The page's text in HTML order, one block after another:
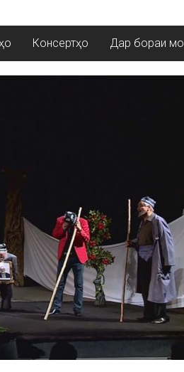
Консертҳо Дар бораи мо